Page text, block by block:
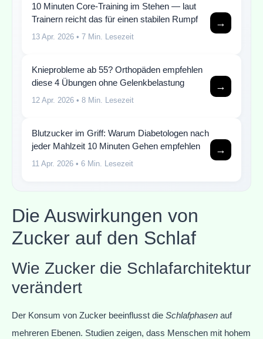
10 Minuten Core-Training im Stehen — laut
Trainern reicht das für einen stabilen Rumpf
13 Apr. 2026 • 7 Min. Lesezeit
→
Knieprobleme ab 55? Orthopäden empfehlen
diese 4 Übungen ohne Gelenkbelastung
12 Apr. 2026 • 8 Min. Lesezeit
→
Blutzucker im Griff: Warum Diabetologen nach
jeder Mahlzeit 10 Minuten Gehen empfehlen
11 Apr. 2026 • 6 Min. Lesezeit
→
Die Auswirkungen von
Zucker auf den Schlaf
Wie Zucker die Schlafarchitektur
verändert
Der Konsum von Zucker beeinflusst die Schlafphasen auf
mehreren Ebenen. Studien zeigen, dass Menschen mit hohem